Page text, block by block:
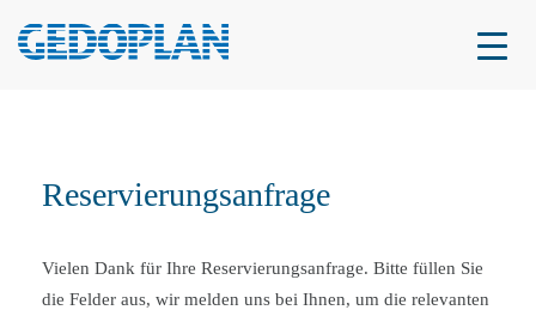
Reservierungsanfrage
Vielen Dank für Ihre Reservierungsanfrage. Bitte füllen Sie
die Felder aus, wir melden uns bei Ihnen, um die relevanten